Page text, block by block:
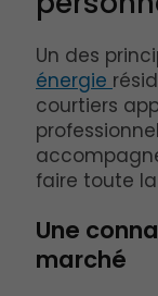
Un des
énergie
courtiers
faire toute
Une
marché